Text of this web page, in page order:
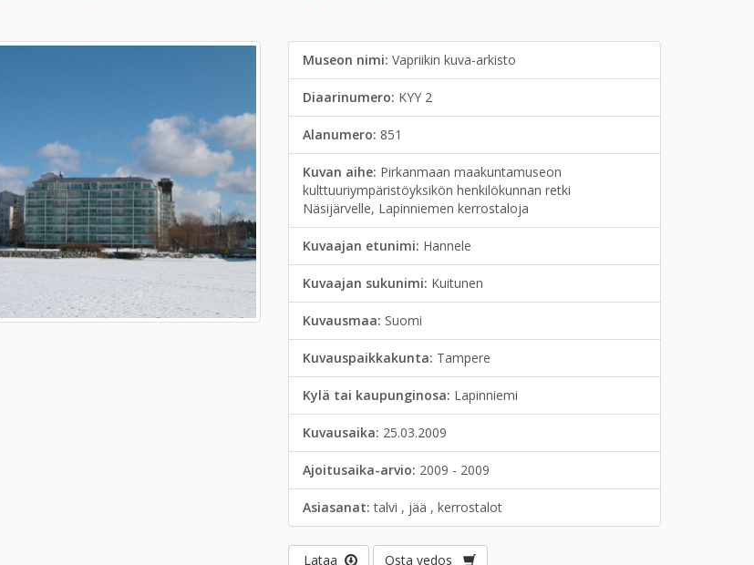
Museon nimi:Vapriikin kuva-arkisto
Diaarinumero: KYY 2
Alanumero: 851
Kuvan aihe: Pirkanmaan maakuntamuseon
kulttuuriympäristöyksikön henkilökunnan retki
Näsijärvelle, Lapinniemen kerrostaloja
Kuvaajan etunimi: Hannele
Kuvaajan sukunimi: Kuitunen
Kuvausmaa: Suomi
Kuvauspaikkakunta: Tampere
Kylä tai kaupunginosa: Lapinniemi
Kuvausaika: 25.03.2009
Ajoitusaika-arvio: 2009 - 2009
Asiasanat:talvi , jää , kerrostalot
Lataa Osta vedos